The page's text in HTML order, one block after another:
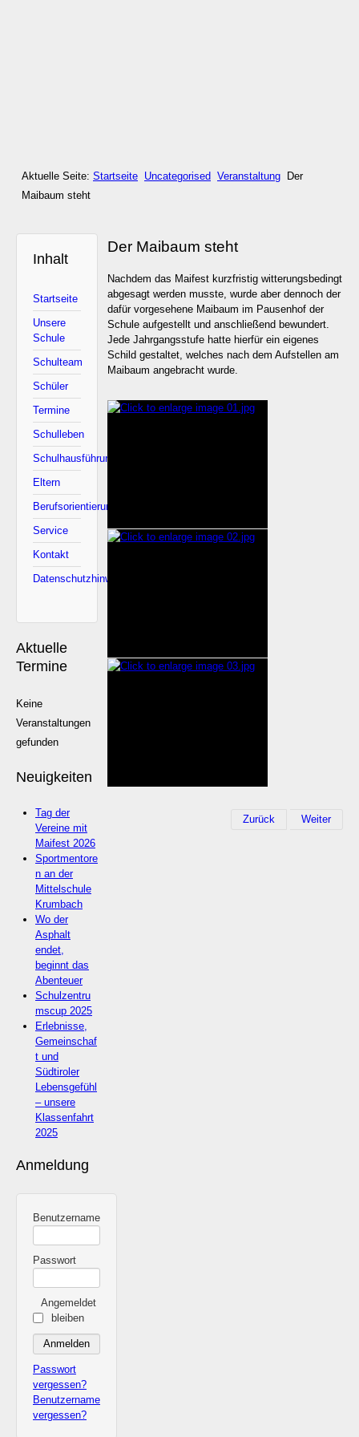
Aktuelle Seite: Startseite Uncategorised Veranstaltung
Der
Maibaum steht
Inhalt
Startseite
Unsere
Schule
Schulteam
Schüler
Termine
Schulleben
Schulhausführung
Eltern
Berufsorientierung
Service
Kontakt
Datenschutzhinweise
Aktuelle
Termine
Keine
Veranstaltungen
gefunden
Neuigkeiten
Tag der
Vereine mit
Maifest 2026
Sportmentore
n an der
Mittelschule
Krumbach
Wo der
Asphalt
endet,
beginnt das
Abenteuer
Schulzentru
mscup 2025
Erlebnisse,
Gemeinschaf
t und
Südtiroler
Lebensgefühl
– unsere
Klassenfahrt
2025
Anmeldung
Benutzername
Passwort
Angemeldet
bleiben
Passwort
vergessen?
Benutzername
vergessen?
Der Maibaum steht
Nachdem das Maifest kurzfristig witterungsbedingt
abgesagt werden musste, wurde aber dennoch der
dafür vorgesehene Maibaum im Pausenhof der
Schule aufgestellt und anschließend bewundert.
Jede Jahrgangsstufe hatte hierfür ein eigenes
Schild gestaltet, welches nach dem Aufstellen am
Maibaum angebracht wurde.
Zurück Weiter